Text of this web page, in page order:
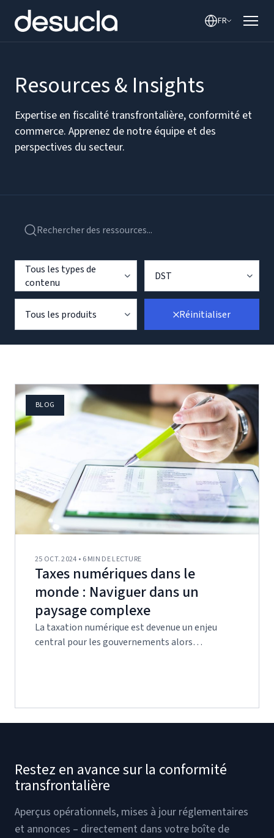
FR
Resources & Insights
Expertise en fiscalité transfrontalière, conformité et
commerce. Apprenez de notre équipe et des
perspectives du secteur.
Tous les types de
contenu
DST
Tous les produits Réinitialiser
BLOG
25 OCT. 2024 • 6 MIN DE LECTURE
Taxes numériques dans le
monde : Naviguer dans un
paysage complexe
La taxation numérique est devenue un enjeu
central pour les gouvernements alors…
Restez en avance sur la conformité
transfrontalière
Aperçus opérationnels, mises à jour réglementaires
et annonces – directement dans votre boîte de